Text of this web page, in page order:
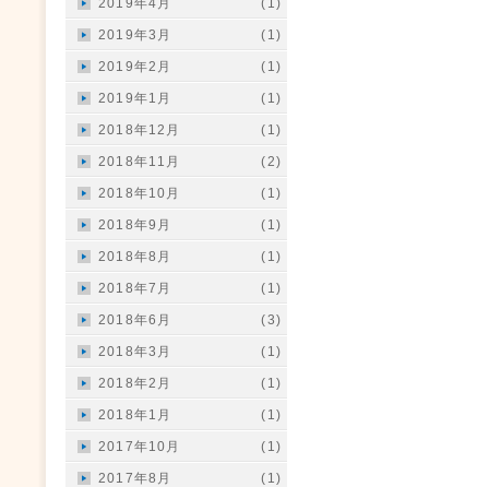
2019年4月 (1)
2019年3月 (1)
2019年2月 (1)
2019年1月 (1)
2018年12月 (1)
2018年11月 (2)
2018年10月 (1)
2018年9月 (1)
2018年8月 (1)
2018年7月 (1)
2018年6月 (3)
2018年3月 (1)
2018年2月 (1)
2018年1月 (1)
2017年10月 (1)
2017年8月 (1)